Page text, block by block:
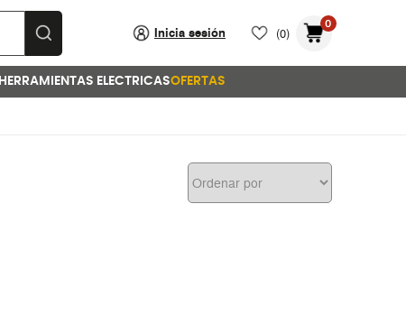
Inicia sesión (0)
0
HERRAMIENTAS ELECTRICASOFERTAS